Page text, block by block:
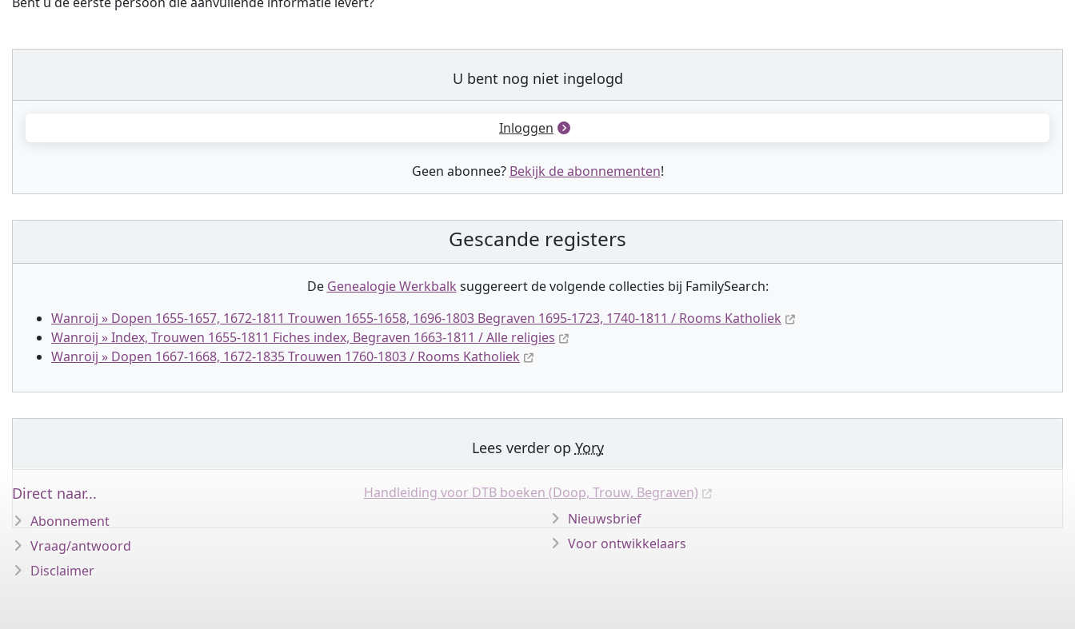
U bent nog niet ingelogd
Inloggen
Geen abonnee? Bekijk de abonnementen!
Gescande registers
De Genealogie Werkbalk suggereert de volgende collecties bij FamilySearch:
Wanroij » Dopen 1655-1657, 1672-1811 Trouwen 1655-1658, 1696-1803 Begraven 1695-1723, 1740-1811 / Rooms Katholiek
Wanroij » Index, Trouwen 1655-1811 Fiches index, Begraven 1663-1811 / Alle religies
Wanroij » Dopen 1667-1668, 1672-1835 Trouwen 1760-1803 / Rooms Katholiek
Lees verder op Yory
Handleiding voor DTB boeken (Doop, Trouw, Begraven)
Direct naar...
Abonnement
Vraag/antwoord
Disclaimer
Nieuwsbrief
Voor ontwikkelaars